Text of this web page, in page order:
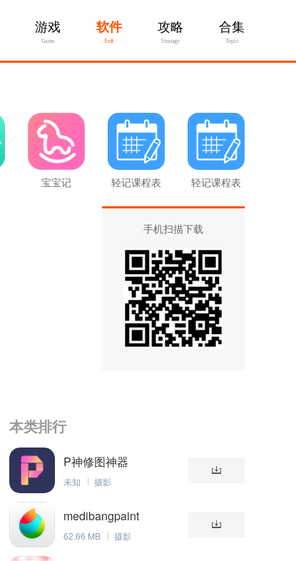
游戏
Game
软件
Soft
攻略
Stratagy
合集
Topic
宝宝记 轻记课程表
轻记课程表
手机扫描下载
本类排行
P神修图神器
未知 摄影
medibangpaint
62.66 MB 摄影